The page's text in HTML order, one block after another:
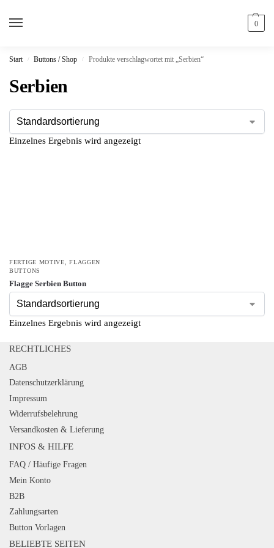
0
Start / Buttons / Shop / Produkte verschlagwortet mit „Serbien“
Serbien
Einzelnes Ergebnis wird angezeigt
FERTIGE MOTIVE,FLAGGEN
BUTTONS
Flagge Serbien Button
Einzelnes Ergebnis wird angezeigt
RECHTLICHES
AGB
Datenschutzerklärung
Impressum
Widerrufsbelehrung
Versandkosten & Lieferung
INFOS & HILFE
FAQ / Häufige Fragen
Mein Konto
B2B
Zahlungsarten
Button Vorlagen
BELIEBTE SEITEN